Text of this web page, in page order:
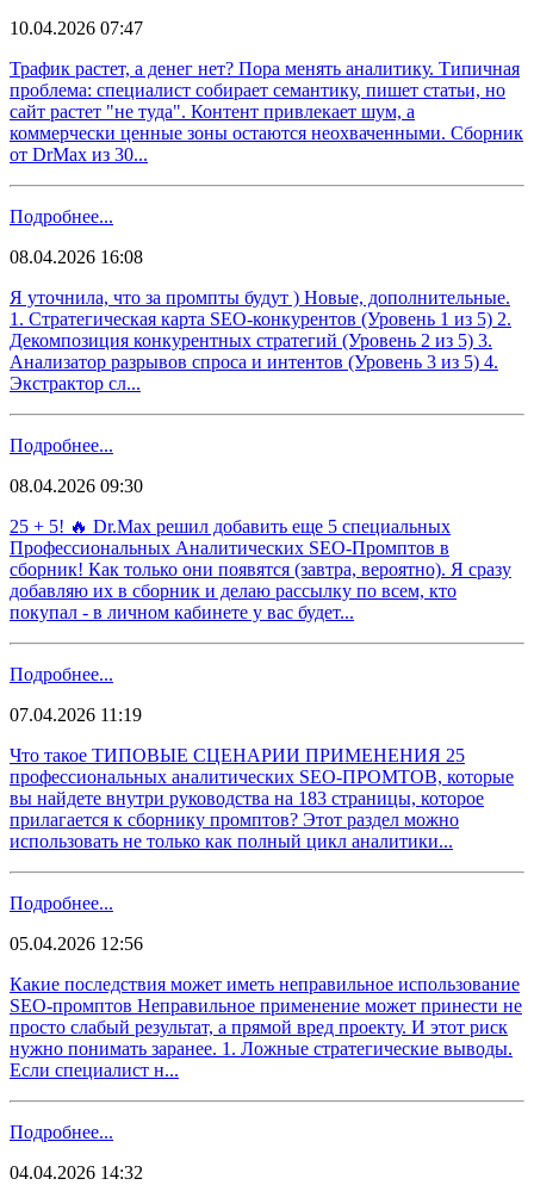
10.04.2026 07:47
Трафик растет, а денег нет? Пора менять аналитику. Типичная
проблема: специалист собирает семантику, пишет статьи, но
сайт растет "не туда". Контент привлекает шум, а
коммерчески ценные зоны остаются неохваченными. Сборник
от DrMax из 30...
Подробнее...
08.04.2026 16:08
Я уточнила, что за промпты будут ) Новые, дополнительные.
1. Стратегическая карта SEO-конкурентов (Уровень 1 из 5) 2.
Декомпозиция конкурентных стратегий (Уровень 2 из 5) 3.
Анализатор разрывов спроса и интентов (Уровень 3 из 5) 4.
Экстрактор сл...
Подробнее...
08.04.2026 09:30
25 + 5! 🔥 Dr.Max решил добавить еще 5 специальных
Профессиональных Аналитических SEO-Промптов в
сборник! Как только они появятся (завтра, вероятно). Я сразу
добавляю их в сборник и делаю рассылку по всем, кто
покупал - в личном кабинете у вас будет...
Подробнее...
07.04.2026 11:19
Что такое ТИПОВЫЕ СЦЕНАРИИ ПРИМЕНЕНИЯ 25
профессиональных аналитических SEO-ПРОМТОВ, которые
вы найдете внутри руководства на 183 страницы, которое
прилагается к сборнику промптов? Этот раздел можно
использовать не только как полный цикл аналитики...
Подробнее...
05.04.2026 12:56
Какие последствия может иметь неправильное использование
SEO-промптов Неправильное применение может принести не
просто слабый результат, а прямой вред проекту. И этот риск
нужно понимать заранее. 1. Ложные стратегические выводы.
Если специалист н...
Подробнее...
04.04.2026 14:32